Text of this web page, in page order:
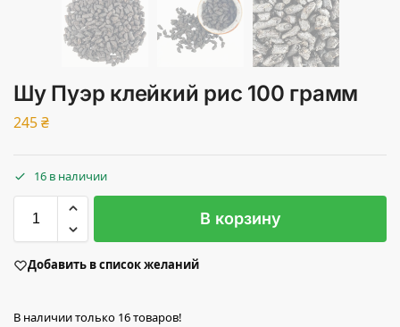
Шу Пуэр клейкий рис 100 грамм
245₴
16 в наличии
В корзину
Добавить в список желаний
В наличии только 16 товаров!